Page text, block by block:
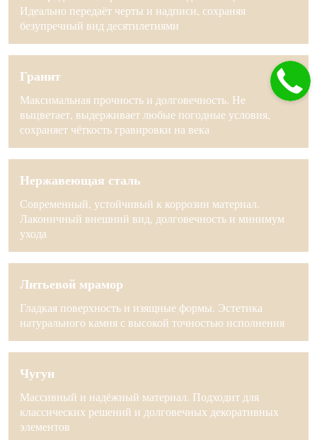
Идеально передаёт черты и надписи, сохраняя
безупречный вид десятилетиями
Гранит
Максимальная прочность и долговечность. Не
выцветает, выдерживает любые погодные условия,
сохраняет чёткость гравировки на века
Нержавеющая сталь
Современный, устойчивый к коррозии материал.
Лаконичный внешний вид, долговечность и минимум
ухода
Литьевой мрамор
Гладкая поверхность и изящные формы. Эстетика
натурального камня с высокой точностью исполнения
Чугун
Массивный и надёжный материал. Подходит для
классических решений и долговечных декоративных
элементов